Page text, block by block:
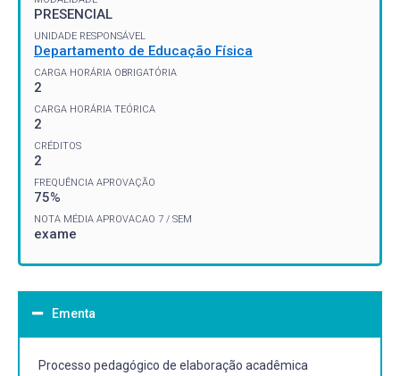
PRESENCIAL
UNIDADE RESPONSÁVEL
Departamento de Educação Física
CARGA HORÁRIA OBRIGATÓRIA
2
CARGA HORÁRIA TEÓRICA
2
CRÉDITOS
2
FREQUÊNCIA APROVAÇÃO
75%
NOTA MÉDIA APROVACAO 7 / SEM
exame
Ementa
Processo pedagógico de elaboração acadêmica